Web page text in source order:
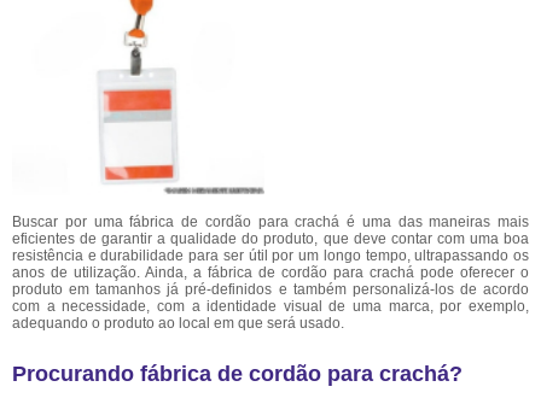
Buscar por uma fábrica de cordão para crachá é uma das maneiras mais
eficientes de garantir a qualidade do produto, que deve contar com uma boa
resistência e durabilidade para ser útil por um longo tempo, ultrapassando os
anos de utilização. Ainda, a fábrica de cordão para crachá pode oferecer o
produto em tamanhos já pré-definidos e também personalizá-los de acordo
com a necessidade, com a identidade visual de uma marca, por exemplo,
adequando o produto ao local em que será usado.
Procurando fábrica de cordão para crachá?